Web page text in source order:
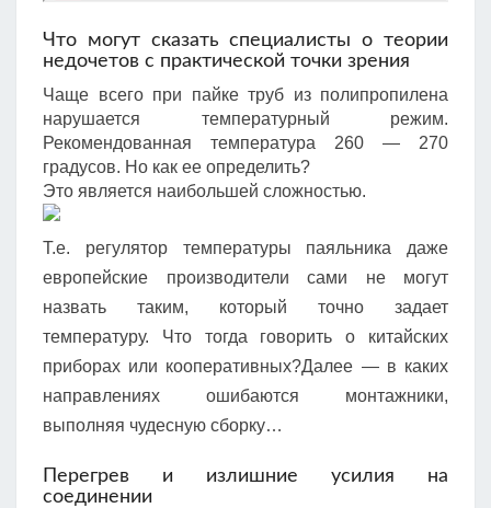
Что могут сказать специалисты о теории
недочетов с практической точки зрения
Чаще всего при пайке труб из полипропилена
нарушается температурный режим.
Рекомендованная температура 260 — 270
градусов. Но как ее определить?
Это является наибольшей сложностью.
Т.е. регулятор температуры паяльника даже
европейские производители сами не могут
назвать таким, который точно задает
температуру. Что тогда говорить о китайских
приборах или кооперативных?Далее — в каких
направлениях ошибаются монтажники,
выполняя чудесную сборку…
Перегрев и излишние усилия на
соединении